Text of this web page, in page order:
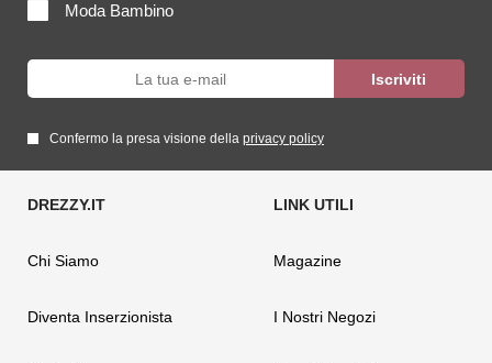
Moda Bambino
Confermo la presa visione della privacy policy
Chi Siamo
Diventa Inserzionista
Magazine
I Nostri Negozi